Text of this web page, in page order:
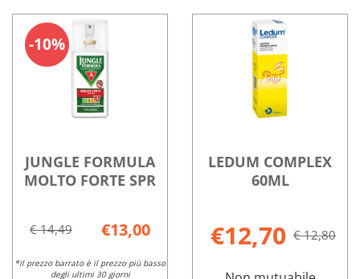
su CITROLEDUM
SPRAY
FAMIL
carrello
INSETTI
REPELLENTE
EX
JUNGLE FORMULA
MOLTO FORTE SPR
10%
€ 14,49 €13,00
*il prezzo barrato è il prezzo più basso
degli ultimi 30 giorni
LEDUM COMPLEX
60ML
€12,70 € 12,80